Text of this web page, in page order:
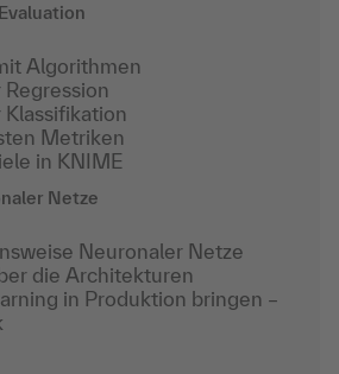
Algorithmen
Metriken
in KNIME
Netze
Neuronaler Netze
die Architekturen
in Produktion bringen –